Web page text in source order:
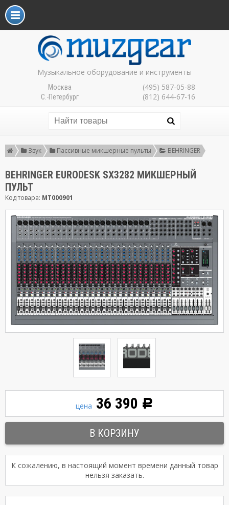
Музыкальное оборудование и инструменты
Москва (495) 587-05-88
С.-Петербург (812) 644-67-16
Звук Пассивные микшерные пульты BEHRINGER
BEHRINGER EURODESK SX3282 МИКШЕРНЫЙ
ПУЛЬТ
Код товара: MT000901
цена 36 390 Р
К сожалению, в настоящий момент времени данный товар
нельзя заказать.